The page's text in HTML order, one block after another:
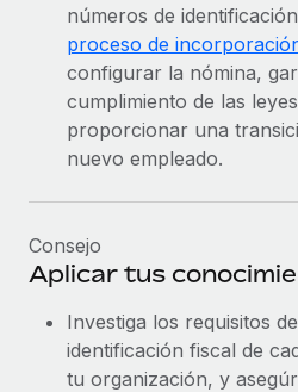
números de
proceso de
configurar la nómina,
cumplimiento de las
proporcionar una
nuevo empleado.
Consejo
Aplicar tus
Investiga los requisitos
identificación fiscal de
tu organización, y